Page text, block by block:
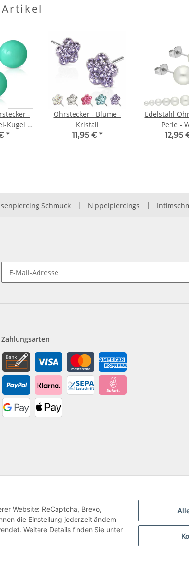
Website: ReCaptcha, Brevo,
die Einstellung jederzeit ändern
Weitere Details finden Sie unter
-
Kugel -
*
Ohrstecker - Blume -
Kristall
11,95 € *
Edelstahl
Perle -
12,95
Schmuck | Nippelpiercings |
Zahlungsarten